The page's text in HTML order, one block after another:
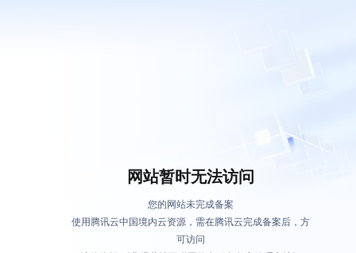
网站暂时无法访问
您的网站未完成备案
使用腾讯云中国境内云资源，需在腾讯云完成备案后，方
可访问